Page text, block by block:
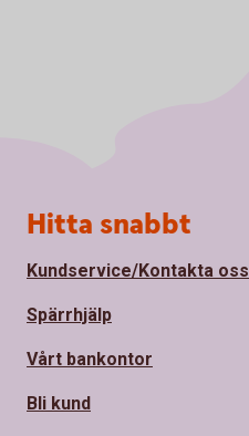
Sidfot
Hitta snabbt
Kundservice/Kontakta oss
Spärrhjälp
Vårt bankontor
Bli kund